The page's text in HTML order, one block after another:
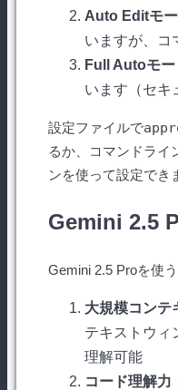
Auto Editモ
いますが、コ
Full Autoモー
います（セキ
設定ファイルで
るか、コマンドライ
ンを使って設定でき
Gemini 2.5
Gemini 2.5 Proを使
大規模コンテ
テキストウィ
理解可能
コード理解力